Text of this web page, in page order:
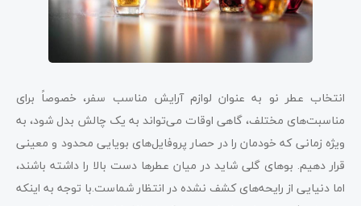
انتخاب عطر نو به عنوان لوازم آرایش مناسب سفر، خصوصاً برای
مناسبت‌های مختلف، گاهی اوقات می‌تواند به یک چالش بدل شود، به
ویژه زمانی که خودمان را در حصار پروفایل‌های بویایی محدود و معینی
قرار دهیم. بوهای گلی شاید در میان عطرها دست بالا را داشته باشند،
اما دنیایی از رایحه‌های کشف نشده در انتظار شماست.با توجه به اینکه